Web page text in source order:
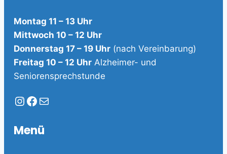
Montag 11 – 13 Uhr
Mittwoch 10 – 12 Uhr
Donnerstag 17 – 19 Uhr (nach Vereinbarung)
Freitag 10 – 12 Uhr Alzheimer- und
Seniorensprechstunde
Instagram
Facebook
E-Mail
Menü